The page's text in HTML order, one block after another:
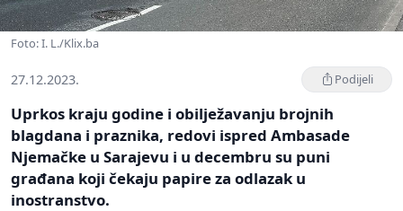
Foto: I. L./Klix.ba
27.12.2023. Podijeli
Uprkos kraju godine i obilježavanju brojnih
blagdana i praznika, redovi ispred Ambasade
Njemačke u Sarajevu i u decembru su puni
građana koji čekaju papire za odlazak u
inostranstvo.